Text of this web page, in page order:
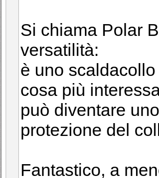
Si chiama Polar
versatilità:
è uno
cosa più
può diventare
protezione del
Fantastico, a